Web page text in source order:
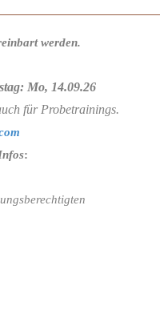
werden.
Mo, 14.09.26
für Probetrainings.
: